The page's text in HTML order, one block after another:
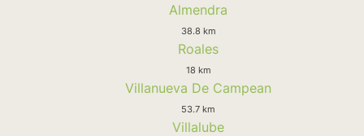
Almendra
38.8 km
Roales
18 km
Villanueva De Campean
53.7 km
Villalube